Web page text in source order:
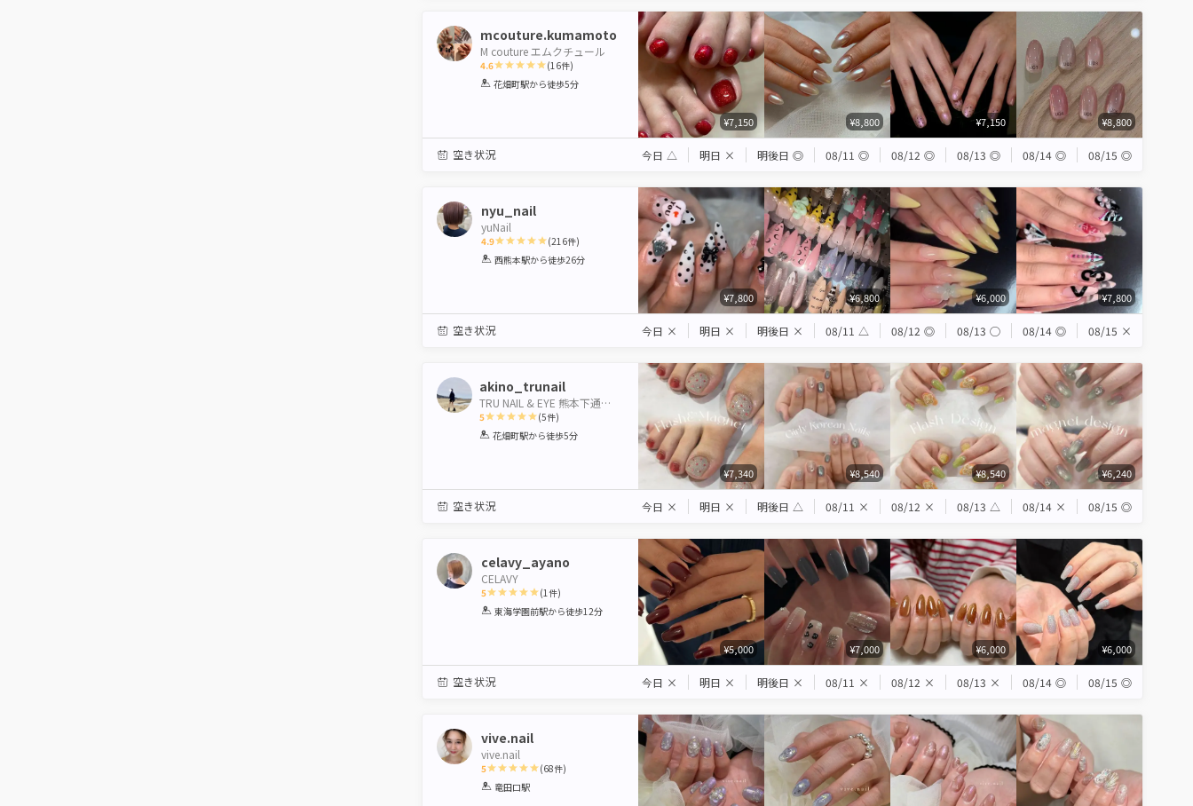
mcouture.kumamoto
M couture エムクチュール
4.6
1 2 3 4 5
(16件)
花畑町駅から徒歩5分
¥7,150 ¥8,800 ¥7,150 ¥8,800
空き状況 今日 △ 明日 × 明後日 ◎ 08/11 ◎ 08/12 ◎ 08/13 ◎ 08/14 ◎ 08/15 ◎
nyu_nail
yuNail
4.9
1 2 3 4 5
(216件)
西熊本駅から徒歩26分
¥7,800 ¥6,800 ¥6,000 ¥7,800
空き状況 今日 × 明日 × 明後日 × 08/11 △ 08/12 ◎ 08/13 ◯ 08/14 ◎ 08/15 ×
akino_trunail
TRU NAIL & EYE 熊本下通り店 【トゥルーネイル＆アイ】
5
1 2 3 4 5
(5件)
花畑町駅から徒歩5分
¥7,340 ¥8,540 ¥8,540 ¥6,240
空き状況 今日 × 明日 × 明後日 △ 08/11 × 08/12 × 08/13 △ 08/14 × 08/15 ◎
celavy_ayano
CELAVY
5
1 2 3 4 5
(1 件)
東海学園前駅から徒歩12分
¥5,000 ¥7,000 ¥6,000 ¥6,000
空き状況 今日 × 明日 × 明後日 × 08/11 × 08/12 × 08/13 × 08/14 ◎ 08/15 ◎
vive.nail
vive.nail
5
1 2 3 4 5
(68件)
竜田口駅